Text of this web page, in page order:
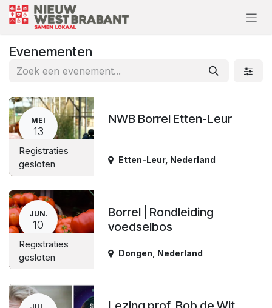
Overslaan naar inhoud
Evenementen
MEI
13
Registraties
gesloten
NWB Borrel Etten-Leur
Etten-Leur, Nederland
JUN.
10
Registraties
gesloten
Borrel | Rondleiding
voedselbos
Dongen Nederland